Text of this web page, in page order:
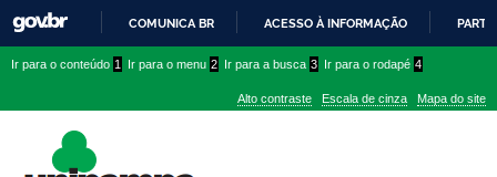
PARA
CONTEÚDO
COMUNICA BR ACESSO À INFORMAÇÃO
conteúdo
menu
superior
menu
Ir para o conteúdo 1 Ir para o menu 2 Ir para a busca 3 Ir para o rodapé 4
Alto contraste Escala de cinza Mapa do site